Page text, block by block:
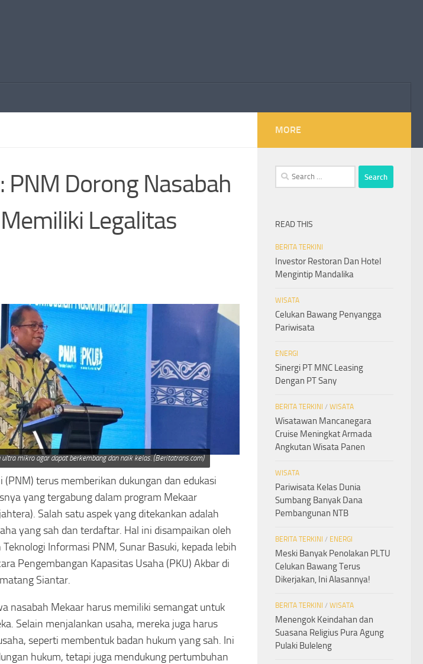
PNM Dorong Nasabah
Legalitas
mikro agar dapat berkembang dan naik kelas. (Beritatrans.com)
terus memberikan dukungan dan edukasi
yang tergabung dalam program Mekaar
Salah satu aspek yang ditekankan adalah
yang sah dan terdaftar. Hal ini disampaikan oleh
Informasi PNM, Sunar Basuki, kepada lebih
Pengembangan Kapasitas Usaha (PKU) Akbar di
Siantar.
nasabah Mekaar harus memiliki semangat untuk
Selain menjalankan usaha, mereka juga harus
seperti membentuk badan hukum yang sah. Ini
hukum, tetapi juga mendukung pertumbuhan
MORE
Search
for:
READ THIS
BERITA TERKINI
Investor Restoran Dan Hotel
Mengintip Mandalika
WISATA
Celukan Bawang Penyangga
Pariwisata
ENERGI
Sinergi PT MNC Leasing
Dengan PT Sany
BERITA TERKINI / WISATA
Wisatawan Mancanegara
Cruise Meningkat Armada
Angkutan Wisata Panen
WISATA
Pariwisata Kelas Dunia
Sumbang Banyak Dana
Pembangunan NTB
BERITA TERKINI / ENERGI
Meski Banyak Penolakan PLTU
Celukan Bawang Terus
Dikerjakan, Ini Alasannya!
BERITA TERKINI / WISATA
Menengok Keindahan dan
Suasana Religius Pura Agung
Pulaki Buleleng